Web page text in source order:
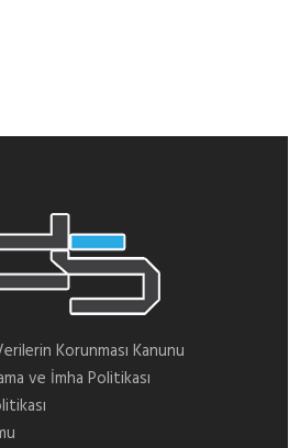
Korunması Kanunu
ve İmha Politikası